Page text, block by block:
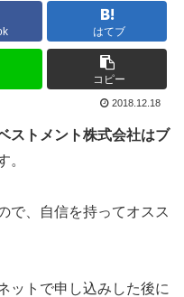
はてブ
コピー
2018.12.18
ストメント株式会社はブ
。
で、自信を持ってオスス
ットで申し込みした後に